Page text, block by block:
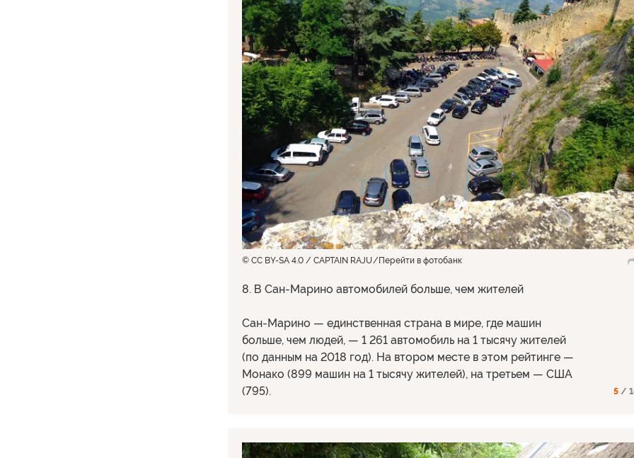
© CC BY-SA 4.0 / CAPTAIN RAJU Перейти в фотобанк
8. В Сан-Марино автомобилей больше, чем жителей
Сан-Марино — единственная страна в мире, где машин
больше, чем людей, — 1 261 автомобиль на 1 тысячу жителей
(по данным на 2018 год). На втором месте в этом рейтинге —
Монако (899 машин на 1 тысячу жителей), на третьем — США
(795).
5 /